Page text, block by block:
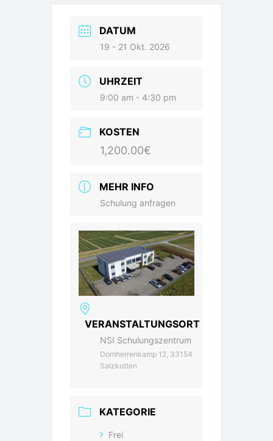
DATUM
19 - 21 Okt. 2026
UHRZEIT
9:00 am - 4:30 pm
KOSTEN
1,200.00€
MEHR INFO
Schulung anfragen
VERANSTALTUNGSORT
NSI Schulungszentrum
Domherrenkamp 12, 33154
Salzkotten
KATEGORIE
Frei